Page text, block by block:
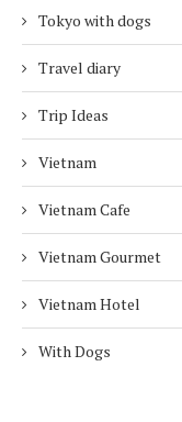
Tokyo with dogs
Travel diary
Trip Ideas
Vietnam
Vietnam Cafe
Vietnam Gourmet
Vietnam Hotel
With Dogs